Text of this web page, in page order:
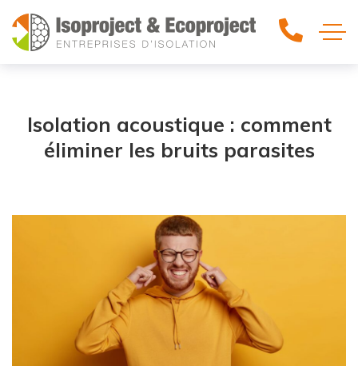
Isolation acoustique : comment
éliminer les bruits parasites